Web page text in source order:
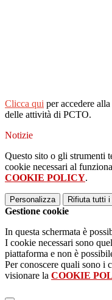
Clicca qui per accedere
delle attività di PCTO.
Notizie
Questo sito o gli strumenti
cookie necessari al
COOKIE POLICY.
Personalizza Rifiuta tutti i
Gestione cookie
In questa schermata è
I cookie necessari sono
piattaforma e non è
Per conoscere quali sono i
visionare la COOKIE